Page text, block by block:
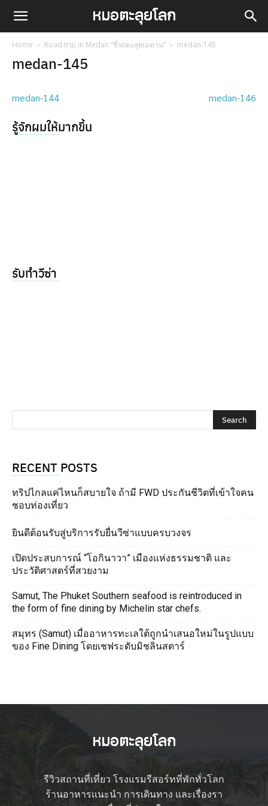
Home Road trip in Medan “ขี่รถตะลุยเมดาน” medan-145
medan-145
medan-144 medan-146
รู้จักผมให้มากขึ้น
รับทำวีซ่า
RECENT POSTS
ทริปไกลแค่ไหนก็สบายใจ ถ้ามี FWD ประกันชีวิตที่เข้าใจคน
ชอบท่องเที่ยว
ยินดีต้อนรับสู่บริการรับยื่นวีซ่าแบบครบวงจร
เปิดประสบการณ์ “โอกินาวา” เมืองแห่งธรรมชาติ และ
ประวัติศาสตร์ที่สวยงาม
Samut, The Phuket Southern seafood is reintroduced in
the form of fine dining by Michelin star chefs.
สมุทร (Samut) เมื่ออาหารทะเลใต้ถูกนำเสนอใหม่ในรูปแบบ
ของ Fine Dining โดยเชฟระดับมิชลินสตาร์
รีวิวสถานที่เที่ยว โรงแรมรีสอร์ทที่พักทั่วโลก
ร้านอาหารแนะนำ การเดินทาง และเรื่องรา